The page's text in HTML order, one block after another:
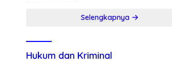
Selengkapnya
Hukum dan Kriminal